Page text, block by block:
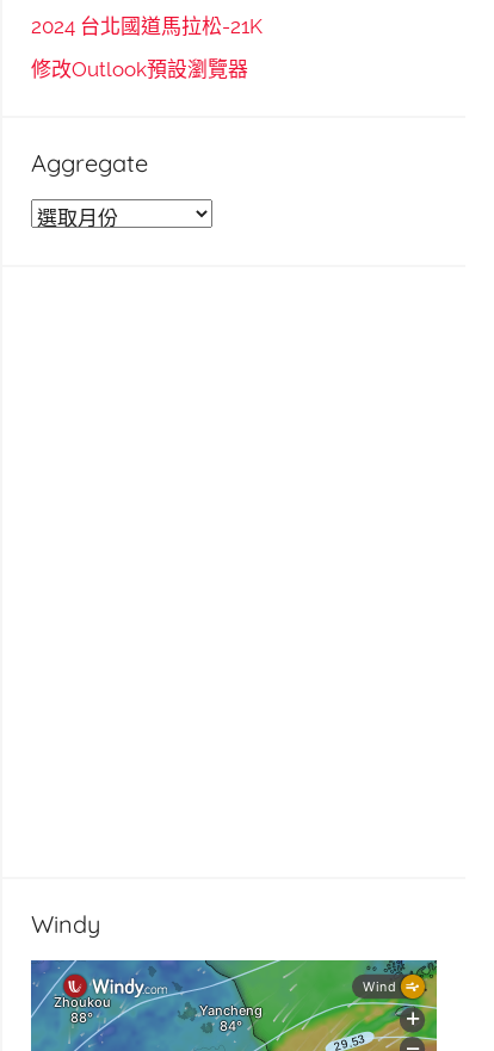
:2024 台北國道馬拉松-21K
修改Outlook預設瀏覽器
Aggregate
A
Windy